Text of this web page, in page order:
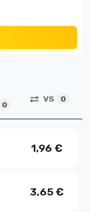
0
VS 0
1,96 €
3,65€